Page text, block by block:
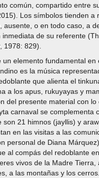
común, compartido entre
Los símbolos tienden a
ausente, o en todo caso, a
inmediata de su referente
1978: 829).
un elemento fundamental en
es la música
que alienta el
a los apus, rukuyayas y
del presente material con lo
carnaval se complementa
son 21 himnos (jayllis) y
en las visitas a las
personal de Diana
al compás del redoblante
vivos de la Madre Tierra,
a las montañas y los